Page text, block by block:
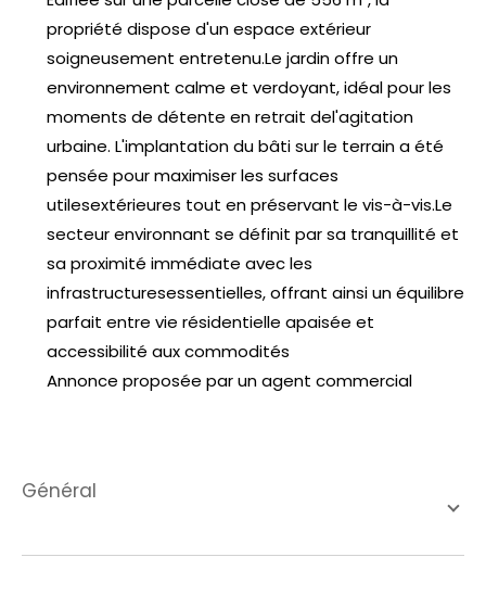
propriété dispose d'un espace extérieur
soigneusement entretenu.Le jardin offre un
environnement calme et verdoyant, idéal pour les
moments de détente en retrait del'agitation
urbaine. L'implantation du bâti sur le terrain a été
pensée pour maximiser les surfaces
utilesextérieures tout en préservant le vis-à-vis.Le
secteur environnant se définit par sa tranquillité et
sa proximité immédiate avec les
infrastructuresessentielles, offrant ainsi un équilibre
parfait entre vie résidentielle apaisée et
accessibilité aux commodités
Annonce proposée par un agent commercial
général